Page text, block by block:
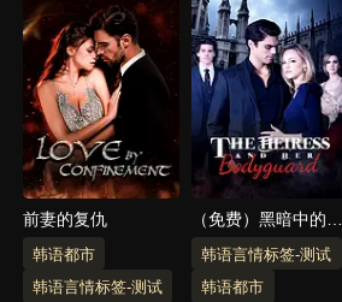
前妻的复仇
韩语都市
韩语言情标签-测试
（免费）黑暗中的爱
（韩语）
韩语言情标签-测试
韩语都市